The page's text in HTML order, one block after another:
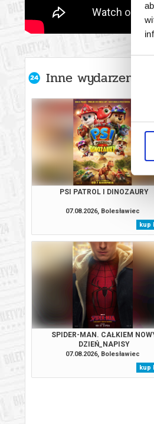
zgody
Inne wydarzenia
PSI PATROL I DINOZAURY
07.08.2026, Bolesławiec
kup
SPIDER-MAN. CAŁKIEM
DZIEŃ_NAPISY
07.08.2026, Bolesławiec
kup